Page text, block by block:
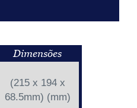
Dimensões
(215 x 194 x
68.5mm) (mm)